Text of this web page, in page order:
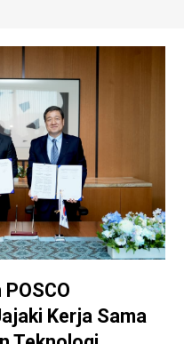
Kerja Sama